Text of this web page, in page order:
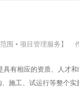
范围 • 项目管理服务】
相应的资质、人才和
施工、试运行等整个